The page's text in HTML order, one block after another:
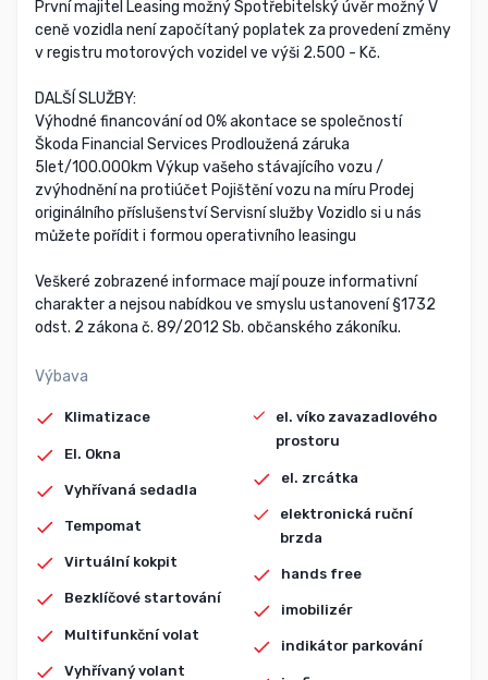
První majitel Leasing možný Spotřebitelský úvěr možný V
ceně vozidla není započítaný poplatek za provedení změny
v registru motorových vozidel ve výši 2.500 - Kč.
DALŠÍ SLUŽBY:
Výhodné financování od 0% akontace se společností
Škoda Financial Services Prodloužená záruka
5let/100.000km Výkup vašeho stávajícího vozu /
zvýhodnění na protiúčet Pojištění vozu na míru Prodej
originálního příslušenství Servisní služby Vozidlo si u nás
můžete pořídit i formou operativního leasingu
Veškeré zobrazené informace mají pouze informativní
charakter a nejsou nabídkou ve smyslu ustanovení §1732
odst. 2 zákona č. 89/2012 Sb. občanského zákoníku.
Výbava
Klimatizace
El. Okna
Vyhřívaná sedadla
Tempomat
Virtuální kokpit
Bezklíčové startování
Multifunkční volat
Vyhřívaný volant
el. víko zavazadlového
prostoru
el. zrcátka
elektronická ruční
brzda
hands free
imobilizér
indikátor parkování